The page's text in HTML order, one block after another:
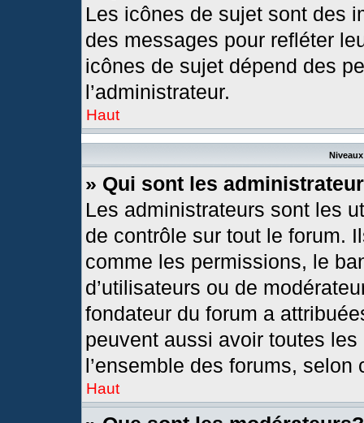
Les icônes de sujet sont des
des messages pour refléter
icônes de sujet dépend des
l’administrateur.
Haut
» Qui sont les
Les administrateurs sont les
de contrôle sur tout le forum.
comme les permissions, le
d’utilisateurs ou de
fondateur du forum a
peuvent aussi avoir toutes
l’ensemble des forums,
Haut